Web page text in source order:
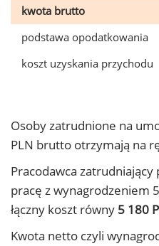
kwota brutto
podstawa opodatkowania
koszt uzyskania przychodu
Osoby zatrudnione na
PLN brutto otrzymają na
Pracodawca
pracę z wynagrodzeniem
łączny koszt równy 5 180
Kwota netto czyli